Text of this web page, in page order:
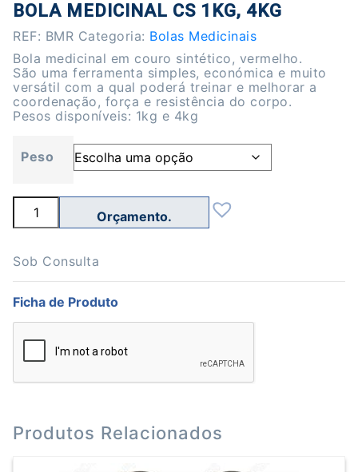
BOLA MEDICINAL CS 1KG, 4KG
REF: BMR Categoria: Bolas Medicinais
Bola medicinal em couro sintético, vermelho.
São uma ferramenta simples, económica e muito
versátil com a qual poderá treinar e melhorar a
coordenação, força e resistência do corpo.
Pesos disponíveis: 1kg e 4kg
Peso
Quantidade
Bola
CS
Sob Consulta
Ficha de Produto
Produtos Relacionados